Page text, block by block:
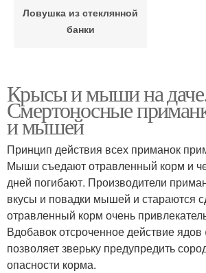
Ловушка из стеклянной
банки
Крысы и мыши на
Смертоносные
и мышей
Принцип действия всех приманок
Мыши съедают отравленный корм и
дней погибают. Производители
вкусы и повадки мышей и стараются
отравленный корм очень
Вдобавок отсроченное действие ядов
позволяет зверьку предупредить
опасности корма.